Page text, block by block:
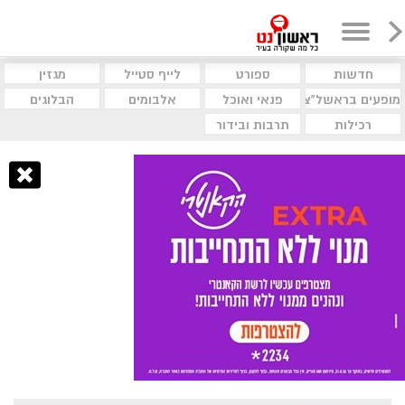
חדשות ספורט לייף סטייל
מגזין
מופעים בראשל"צ
פנאי ואוכל אלבומים
הבלוגים
רכילות
תרבות ובידור